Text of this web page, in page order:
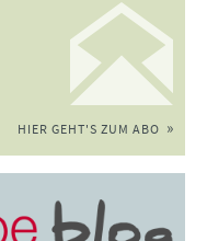
HIER GEHT'S ZUM ABO